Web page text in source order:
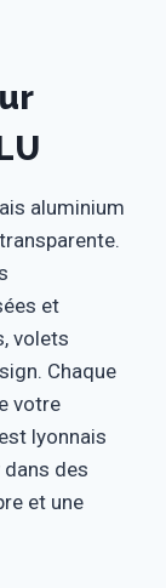
aluminium
et
volets
Chaque
votre
lyonnais
des
et une